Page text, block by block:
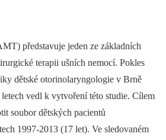
představuje jeden ze základních
terapii ušních nemocí. Pokles
dětské otorinolaryngologie v Brně
vedl k vytvoření této studie. Cílem
soubor dětských pacientů
1997-2013 (17 let). Ve sledovaném